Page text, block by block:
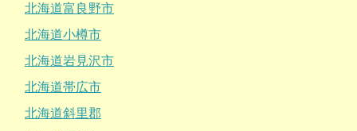
北海道富良野市
北海道小樽市
北海道岩見沢市
北海道帯広市
北海道斜里郡